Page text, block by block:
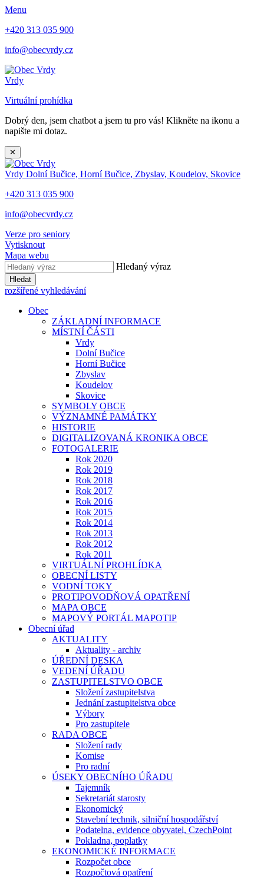
Menu
+420 313 035 900
info@obecvrdy.cz
Vrdy
Virtuální prohídka
Dobrý den, jsem chatbot a jsem tu pro vás! Klikněte na ikonu a
napište mi dotaz.
✕
Vrdy Dolní Bučice, Horní Bučice, Zbyslav, Koudelov, Skovice
+420 313 035 900
info@obecvrdy.cz
Verze pro seniory
Vytisknout
Mapa webu
Hledaný výraz
Hledat
rozšířené vyhledávání
Obec
ZÁKLADNÍ INFORMACE
MÍSTNÍ ČÁSTI
Vrdy
Dolní Bučice
Horní Bučice
Zbyslav
Koudelov
Skovice
SYMBOLY OBCE
VÝZNAMNÉ PAMÁTKY
HISTORIE
DIGITALIZOVANÁ KRONIKA OBCE
FOTOGALERIE
Rok 2020
Rok 2019
Rok 2018
Rok 2017
Rok 2016
Rok 2015
Rok 2014
Rok 2013
Rok 2012
Rok 2011
VIRTUÁLNÍ PROHLÍDKA
OBECNÍ LISTY
VODNÍ TOKY
PROTIPOVODŇOVÁ OPATŘENÍ
MAPA OBCE
MAPOVÝ PORTÁL MAPOTIP
Obecní úřad
AKTUALITY
Aktuality - archiv
ÚŘEDNÍ DESKA
VEDENÍ ÚŘADU
ZASTUPITELSTVO OBCE
Složení zastupitelstva
Jednání zastupitelstva obce
Výbory
Pro zastupitele
RADA OBCE
Složení rady
Komise
Pro radní
ÚSEKY OBECNÍHO ÚŘADU
Tajemník
Sekretariát starosty
Ekonomický
Stavební technik, silniční hospodářství
Podatelna, evidence obyvatel, CzechPoint
Pokladna, poplatky
EKONOMICKÉ INFORMACE
Rozpočet obce
Rozpočtová opatření